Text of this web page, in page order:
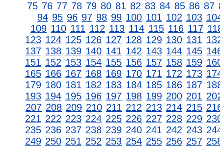
75 76 77 78 79 80 81 82 83 84 85 86 87
94 95 96 97 98 99 100 101 102 103
109 110 111 112 113 114 115 116 117
123 124 125 126 127 128 129 130 131
137 138 139 140 141 142 143 144 145
151 152 153 154 155 156 157 158 159
165 166 167 168 169 170 171 172 173
179 180 181 182 183 184 185 186 187
193 194 195 196 197 198 199 200 201
207 208 209 210 211 212 213 214 215
221 222 223 224 225 226 227 228 229
235 236 237 238 239 240 241 242 243
249 250 251 252 253 254 255 256 257